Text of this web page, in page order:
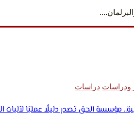
ودراسات دراسات
مؤسسة الحق تصدر دليلًا عمليًا لآليات